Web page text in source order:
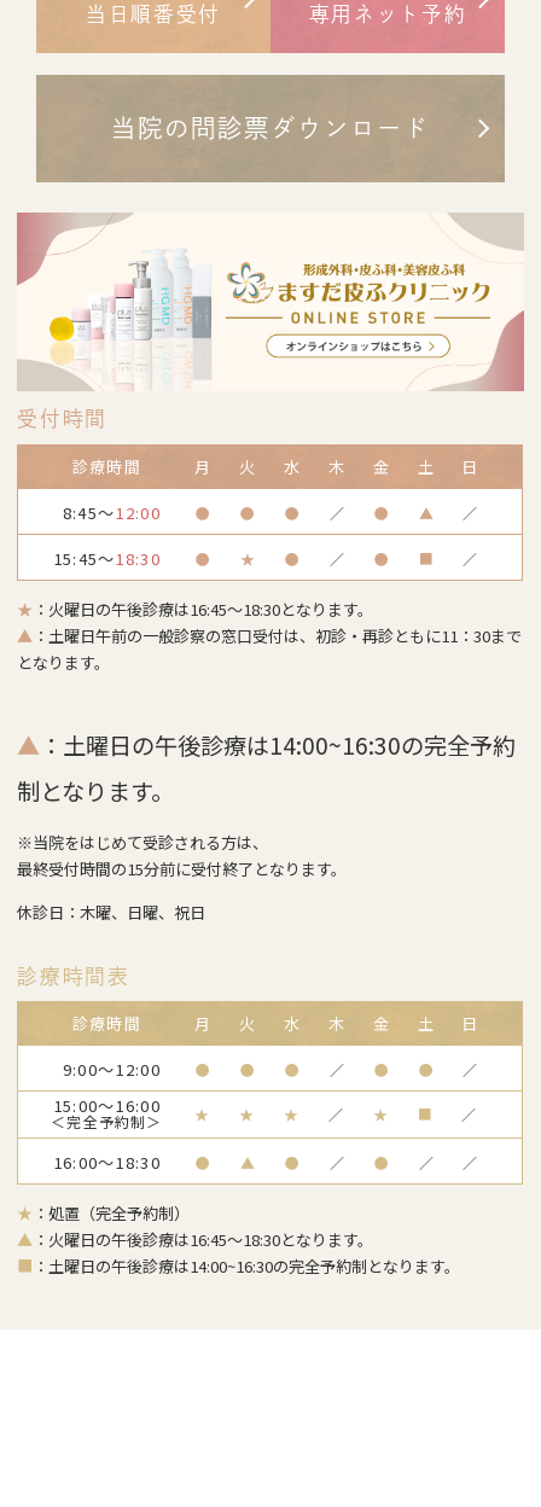
当日順番受付
専用ネット予約
当院の問診票ダウンロード
受付時間
診療時間 月 火 水 木 金 土
日
8:45～12:00 ● ● ● ／ ● ▲ ／
15:45～18:30 ● ★ ● ／ ● ■ ／
★ ：火曜日の午後診療は16:45～18:30となります。
▲ ：土曜日午前の一般診察の窓口受付は、初診・再診ともに11：30まで
となります。
▲ ：土曜日の午後診療は14:00~16:30の完全予約
制となります。
※当院をはじめて受診される方は、
最終受付時間の15分前に受付終了となります。
休診日：木曜、日曜、祝日
診療時間表
診療時間 月 火 水 木 金 土
日
9:00～12:00
● ● ● ／ ● ● ／
15:00～16:00
＜完全予約制＞ ★ ★ ★ ／ ★ ■ ／
16:00～18:30 ● ▲ ● ／ ● ／ ／
★ ：処置（完全予約制）
▲ ：火曜日の午後診療は16:45～18:30となります。
■ ：土曜日の午後診療は14:00~16:30の完全予約制となります。